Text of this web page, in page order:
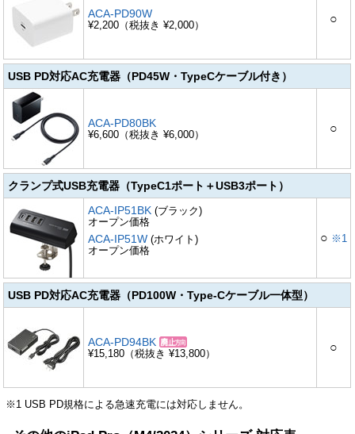
ACA-PD90W
¥2,200（税抜き ¥2,000） ○
USB PD対応AC充電器（PD45W・TypeCケーブル付き）
ACA-PD80BK
¥6,600（税抜き ¥6,000） ○
クランプ式USB充電器（TypeC1ポート＋USB3ポート）
ACA-IP51BK (ブラック)
オープン価格
ACA-IP51W (ホワイト)
オープン価格
○ ※1
USB PD対応AC充電器（PD100W・Type-Cケーブル一体型）
ACA-PD94BK
¥15,180（税抜き ¥13,800） ○
※1 USB PD規格による急速充電には対応しません。